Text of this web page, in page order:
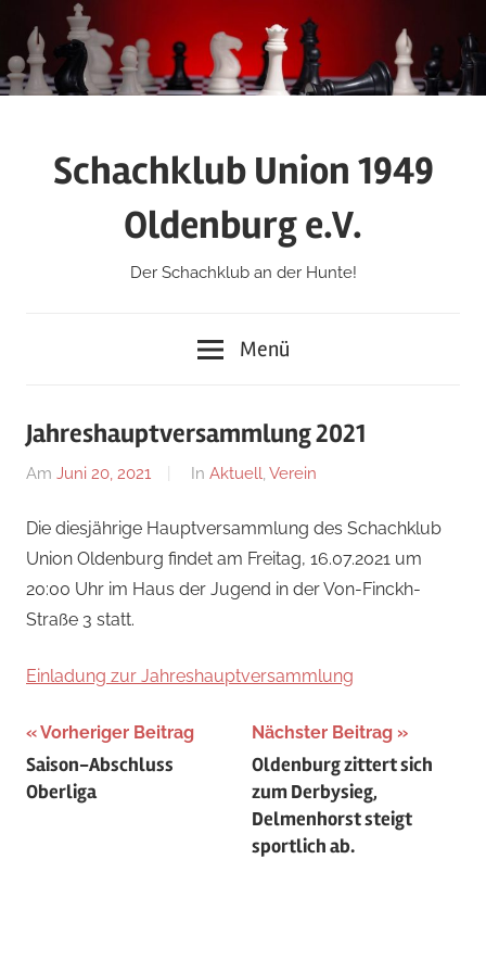
Inhalt
springen
Schachklub Union 1949
Oldenburg e.V.
Der Schachklub an der Hunte!
Menü
Jahreshauptversammlung 2021
Am Juni 20, 2021
Von
In Aktuell, Verein
Die diesjährige Hauptversammlung des Schachklub
Union Oldenburg findet am Freitag, 16.07.2021 um
20:00 Uhr im Haus der Jugend in der Von-Finckh-
Straße 3 statt.
Einladung zur Jahreshauptversammlung
Beitragsnavigation
Vorheriger Beitrag
Saison-Abschluss
Oberliga
Nächster Beitrag
Oldenburg zittert sich
zum Derbysieg,
Delmenhorst steigt
sportlich ab.